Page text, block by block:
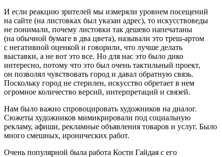
И если реакцию зрителей мы измеряли уровнем посещений
на сайте (на листовках был указан адрес), то искусствоведы
не понимали, почему листовки так дешево напечатаны
(на обычной бумаге в два цвета), называли это треш-артом
с негативной оценкой и говорили, что лучше делать
выставки, а не вот это все. Но для нас это было дико
интересно, потому что это был очень тактильный проект,
он позволял чувствовать город и давал обратную связь.
Поскольку город не стерилен, искусство обретает в нем
огромное количество версий, интерпретаций и связей.
Нам было важно спровоцировать художников на диалог.
Сюжеты художников мимикрировали под социальную
рекламу, афиши, рекламные объявления товаров и услуг. Было
много смешных, иронических работ.
Очень популярной была работа Кости Гайдая с его